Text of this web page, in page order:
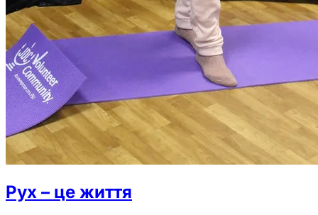
Рух – це життя